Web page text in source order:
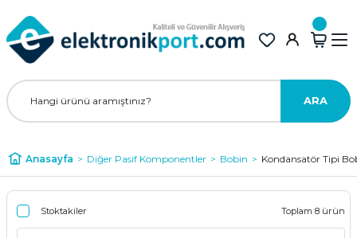
ARA
Anasayfa Diğer Pasif Komponentler Bobin Kondansatör Tipi
Stoktakiler Toplam 8 ürün